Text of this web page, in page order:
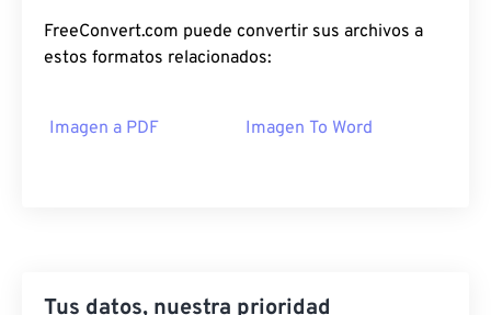
FreeConvert.com puede convertir sus archivos a
estos formatos relacionados:
Imagen a PDF Imagen To Word
Tus datos, nuestra prioridad